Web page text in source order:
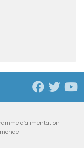
d’alimentation